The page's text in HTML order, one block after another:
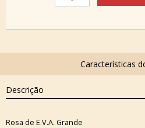
Descrição
Rosa de E.V.A. Grande